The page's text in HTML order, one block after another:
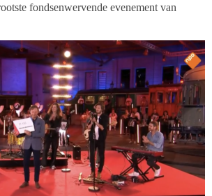
fondsenwervende evenement van
De koersdag zal donderdag 2 juni
deel uit van een volledige koersweek.